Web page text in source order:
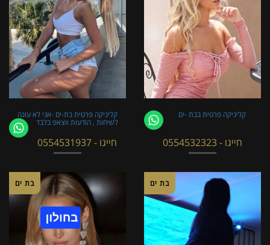
קליניקה פרטית בת-ים -אני לא עונה
לשיחות , הודעות ווצאפ בלבד
חייגו - 0554531937
קליניקה פרטית בבת -ים
חייגו - 0554532323
בת ים בת ים